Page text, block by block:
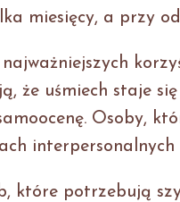
miesięcy, a przy
najważniejszych
że uśmiech staje
Osoby,
interpersonalnych
które potrzebują